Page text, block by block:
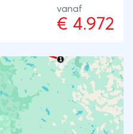
prachtige
u het echte
afsluiten met een
Vanwege de
reis adviseren wij u
vanaf
€ 4.972